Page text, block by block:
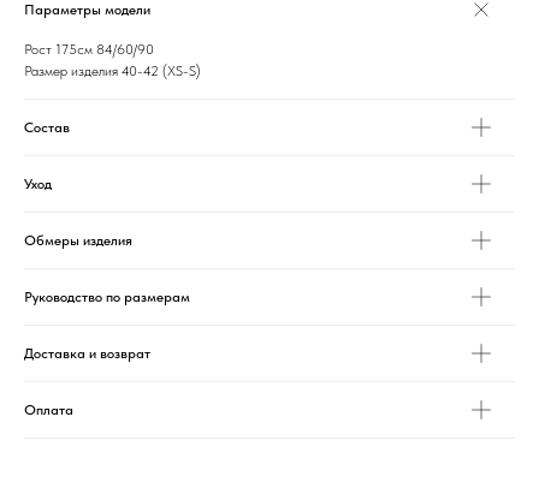
Параметры модели
Рост 175см 84/60/90
Размер изделия 40-42 (XS-S)
Состав
Уход
Обмеры изделия
Руководство по размерам
Доставка и возврат
Оплата